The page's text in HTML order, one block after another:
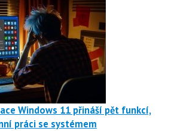
Windows 11 přináší pět funkcí,
práci se systémem